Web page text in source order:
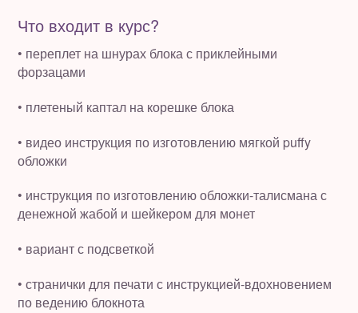
Что входит в курс?
• переплет на шнурах блока с приклейными
форзацами
• плетеный каптал на корешке блока
• видео инструкция по изготовлению мягкой puffy
обложки
• инструкция по изготовлению обложки-талисмана с
денежной жабой и шейкером для монет
• вариант с подсветкой
• странички для печати с инструкцией-вдохновением
по ведению блокнота